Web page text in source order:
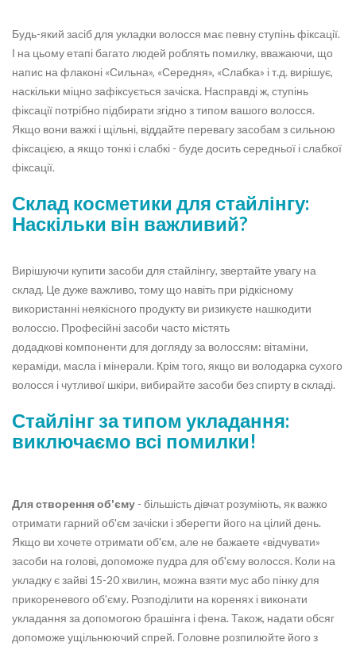
Будь-який засіб для укладки волосся має певну ступінь фіксації.
І на цьому етапі багато людей роблять помилку, вважаючи, що
напис на флаконі «Сильна», «Середня», «Слабка» і т.д. вирішує,
наскільки міцно зафіксується зачіска. Насправді ж, ступінь
фіксації потрібно підбирати згідно з типом вашого волосся.
Якщо вони важкі і щільні, віддайте перевагу засобам з сильною
фіксацією, а якщо тонкі і слабкі - буде досить середньої і слабкої
фіксації.
Склад косметики для стайлінгу:
Наскільки він важливий?
Вирішуючи купити засоби для стайлінгу, звертайте увагу на
склад. Це дуже важливо, тому що навіть при рідкісному
використанні неякісного продукту ви ризикуєте нашкодити
волоссю. Професійні засоби часто містять
додадкові компоненти для догляду за волоссям: вітаміни,
кераміди, масла і мінерали. Крім того, якщо ви володарка сухого
волосся і чутливої ​​шкіри, вибирайте засоби без спирту в складі.
Стайлінг за типом укладання:
виключаємо всі помилки!
Для створення об'єму - більшість дівчат розуміють, як важко
отримати гарний об'єм зачіски і зберегти його на цілий день.
Якщо ви хочете отримати об'єм, але не бажаете «відчувати»
засоби на голові, допоможе пудра для об'єму волосся. Коли на
укладку є зайві 15-20 хвилин, можна взяти мус або пінку для
прикореневого об'єму. Розподілити на коренях і виконати
укладання за допомогою брашінга і фена. Також, надати обсяг
допоможе ущільнюючий спрей. Головне розпилюйте його з